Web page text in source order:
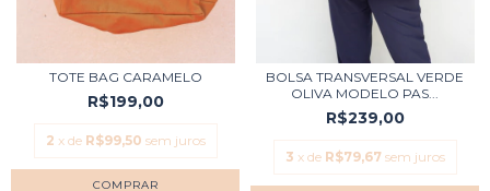
TOTE BAG CARAMELO
R$199,00
2 x de R$99,50 sem juros
BOLSA TRANSVERSAL VERDE
OLIVA MODELO PAS...
R$239,00
3 x de R$79,67 sem juros